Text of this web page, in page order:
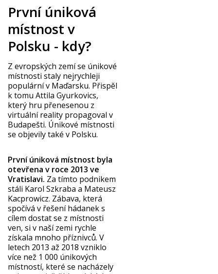
První úniková
místnost v
Polsku - kdy?
Z evropských zemí se únikové
místnosti staly nejrychleji
populární v Maďarsku. Přispěl
k tomu Attila Gyurkovics,
který hru přenesenou z
virtuální reality propagoval v
Budapešti. Únikové místnosti
se objevily také v Polsku.
První úniková místnost byla
otevřena v roce 2013 ve
Vratislavi. Za tímto podnikem
stáli Karol Szkraba a Mateusz
Kacprowicz. Zábava, která
spočívá v řešení hádanek s
cílem dostat se z místnosti
ven, si v naší zemi rychle
získala mnoho příznivců. V
letech 2013 až 2018 vzniklo
více než 1 000 únikových
místností, které se nacházely